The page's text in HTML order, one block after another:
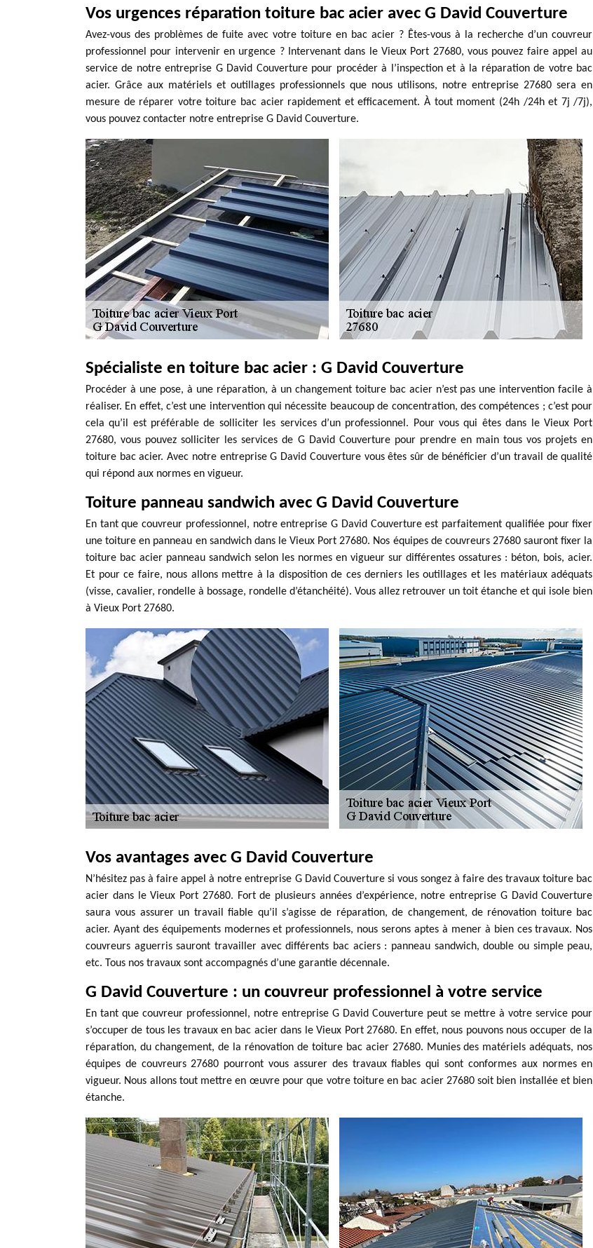
Vos urgences réparation toiture bac acier avec G David Couverture
Avez-vous des problèmes de fuite avec votre toiture en bac acier ? Êtes-vous à la recherche d’un couvreur
professionnel pour intervenir en urgence ? Intervenant dans le Vieux Port 27680, vous pouvez faire appel au
service de notre entreprise G David Couverture pour procéder à l’inspection et à la réparation de votre bac
acier. Grâce aux matériels et outillages professionnels que nous utilisons, notre entreprise 27680 sera en
mesure de réparer votre toiture bac acier rapidement et efficacement. À tout moment (24h /24h et 7j /7j),
vous pouvez contacter notre entreprise G David Couverture.
Spécialiste en toiture bac acier : G David Couverture
Procéder à une pose, à une réparation, à un changement toiture bac acier n’est pas une intervention facile à
réaliser. En effet, c’est une intervention qui nécessite beaucoup de concentration, des compétences ; c’est pour
cela qu’il est préférable de solliciter les services d’un professionnel. Pour vous qui êtes dans le Vieux Port
27680, vous pouvez solliciter les services de G David Couverture pour prendre en main tous vos projets en
toiture bac acier. Avec notre entreprise G David Couverture vous êtes sûr de bénéficier d’un travail de qualité
qui répond aux normes en vigueur.
Toiture panneau sandwich avec G David Couverture
En tant que couvreur professionnel, notre entreprise G David Couverture est parfaitement qualifiée pour fixer
une toiture en panneau en sandwich dans le Vieux Port 27680. Nos équipes de couvreurs 27680 sauront fixer la
toiture bac acier panneau sandwich selon les normes en vigueur sur différentes ossatures : béton, bois, acier.
Et pour ce faire, nous allons mettre à la disposition de ces derniers les outillages et les matériaux adéquats
(visse, cavalier, rondelle à bossage, rondelle d’étanchéité). Vous allez retrouver un toit étanche et qui isole bien
à Vieux Port 27680.
Vos avantages avec G David Couverture
N’hésitez pas à faire appel à notre entreprise G David Couverture si vous songez à faire des travaux toiture bac
acier dans le Vieux Port 27680. Fort de plusieurs années d’expérience, notre entreprise G David Couverture
saura vous assurer un travail fiable qu’il s’agisse de réparation, de changement, de rénovation toiture bac
acier. Ayant des équipements modernes et professionnels, nous serons aptes à mener à bien ces travaux. Nos
couvreurs aguerris sauront travailler avec différents bac aciers : panneau sandwich, double ou simple peau,
etc. Tous nos travaux sont accompagnés d’une garantie décennale.
G David Couverture : un couvreur professionnel à votre service
En tant que couvreur professionnel, notre entreprise G David Couverture peut se mettre à votre service pour
s’occuper de tous les travaux en bac acier dans le Vieux Port 27680. En effet, nous pouvons nous occuper de la
réparation, du changement, de la rénovation de toiture bac acier 27680. Munies des matériels adéquats, nos
équipes de couvreurs 27680 pourront vous assurer des travaux fiables qui sont conformes aux normes en
vigueur. Nous allons tout mettre en œuvre pour que votre toiture en bac acier 27680 soit bien installée et bien
étanche.